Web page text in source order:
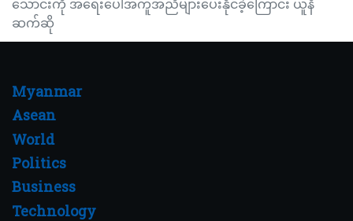
ဆက်ဆို
Myanmar
Asean
World
Politics
Business
Technology